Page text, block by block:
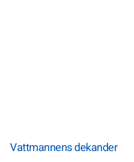
Vattmannens dekander